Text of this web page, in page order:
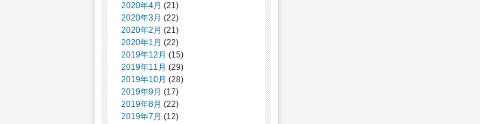
2020年4月 (21)
2020年3月 (22)
2020年2月 (21)
2020年1月 (22)
2019年12月 (15)
2019年11月 (29)
2019年10月 (28)
2019年9月 (17)
2019年8月 (22)
2019年7月 (12)